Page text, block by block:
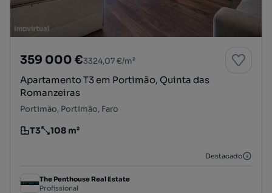
359 000 €3324,07 €/m²
Apartamento T3 em Portimão, Quinta das
Romanzeiras
Portimão, Portimão, Faro
Tipologia
T3
Preço por metro quadrado
108 m²
Destacado
The Penthouse Real Estate
Profissional